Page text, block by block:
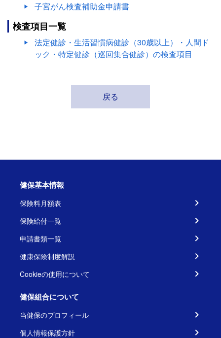
子宮がん検査補助金申請書
検査項目一覧
法定健診・生活習慣病健診（30歳以上）・人間ド
ック・特定健診（巡回集合健診）の検査項目
戻る
健保基本情報
保険料月額表
保険給付一覧
申請書類一覧
健康保険制度解説
Cookieの使用について
健保組合について
当健保のプロフィール
個人情報保護方針